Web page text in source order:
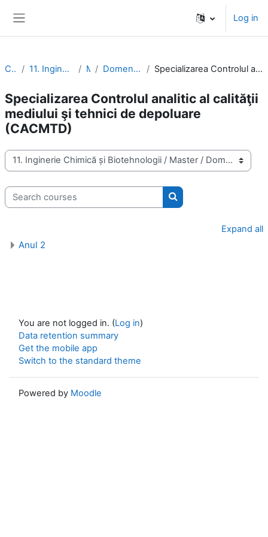
Log in
Courses 11. Inginerie Chimică și Biotehnologii Master Domeniul Ingineria mediului (IM) Specializarea Controlul analitic al calităţii mediului şi tehnici de depoluare (CACMTD)
Specializarea Controlul analitic al calităţii
mediului şi tehnici de depoluare
(CACMTD)
Course categories
Search courses
Search courses
Expand all
Anul 2
You are not logged in. (Log in)
Data retention summary
Get the mobile app
Switch to the standard theme
Powered by Moodle